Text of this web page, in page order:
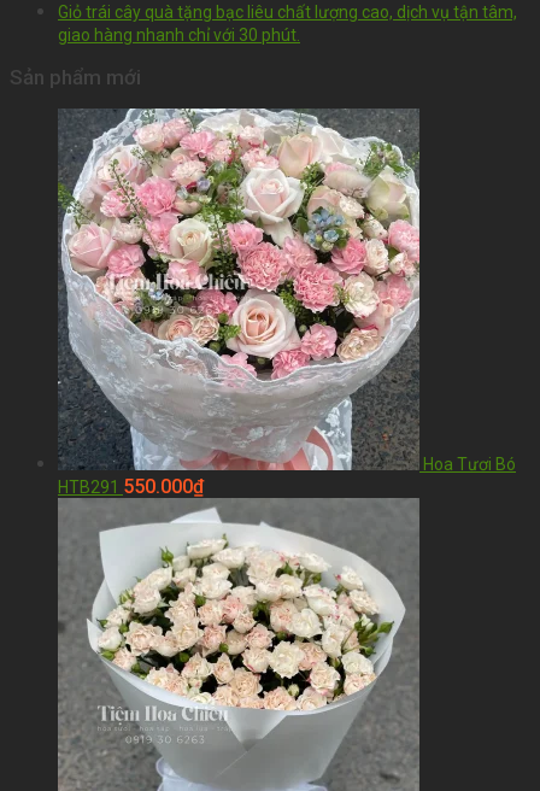
Giỏ trái cây quà tặng bạc liêu chất lượng cao, dịch vụ tận tâm,
giao hàng nhanh chỉ với 30 phút.
Sản phẩm mới
Hoa Tươi Bó
HTB291 550.000₫